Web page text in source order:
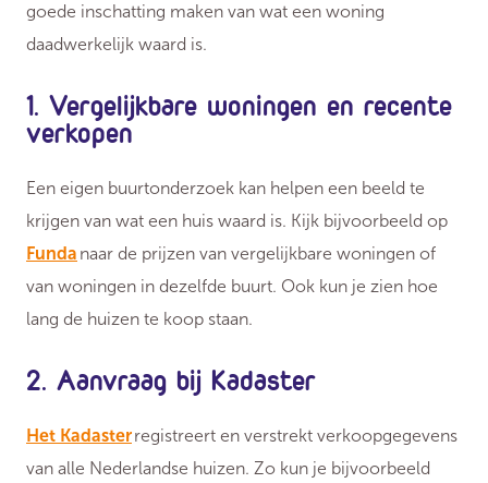
goede inschatting maken van wat een woning
daadwerkelijk waard is.
1. Vergelijkbare woningen en recente
verkopen
Een eigen buurtonderzoek kan helpen een beeld te
krijgen van wat een huis waard is. Kijk bijvoorbeeld op
Funda naar de prijzen van vergelijkbare woningen of
van woningen in dezelfde buurt. Ook kun je zien hoe
lang de huizen te koop staan.
2. Aanvraag bij Kadaster
Het Kadasterregistreert en verstrekt verkoopgegevens
van alle Nederlandse huizen. Zo kun je bijvoorbeeld